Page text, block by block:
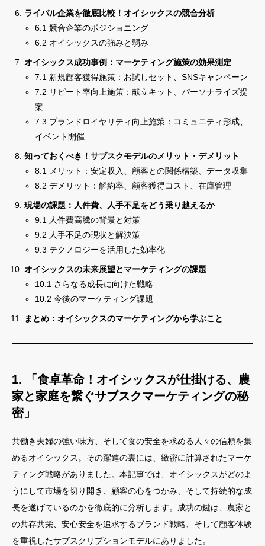
ライバル企業を徹底比較！オイシックスの競合分析
6.1 競合企業のポジショニング
6.2 オイシックスの強みと弱み
オイシックス成功事例：マーケティング施策の効果測定
7.1 新規顧客獲得施策：お試しセット、SNSキャンペーン
7.2 リピート率向上施策：献立キット、パーソナライズ提
案
7.3 ブランドロイヤリティ向上施策：コミュニティ形成、
イベント開催
知っておくべき！サブスクモデルのメリット・デメリット
8.1 メリット：安定収入、顧客との関係構築、データ収集
8.2 デメリット：解約率、顧客獲得コスト、在庫管理
現場の課題：人件費、人手不足をどう乗り越えるか
9.1 人件費高騰の背景と対策
9.2 人手不足の現状と解決策
9.3 テクノロジーを活用した効率化
オイシックスの未来展望とマーケティングの課題
10.1 さらなる成長に向けた戦略
10.2 今後のマーケティング課題
まとめ：オイシックスのマーケティングから学ぶこと
1. 「食卓革命！オイシックスが仕掛ける、農
家と家庭を繋ぐサブスクマーケティングの秘
密」
共働き夫婦の強い味方、そして食の安全を求める人々の信頼を集
めるオイシックス。その躍進の裏には、緻密に計算されたマーケ
ティング戦略がありました。本記事では、オイシックスがどのよ
うにして市場を切り開き、顧客の心をつかみ、そして持続的な成
長を遂げているのかを徹底的に分析します。成功の鍵は、農家と
の共存共栄、安心安全を追求するブランド戦略、そして顧客体験
を重視したサブスクリプションモデルにありました。